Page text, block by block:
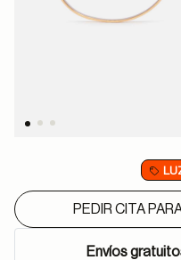
PEDIR CITA
Envíos